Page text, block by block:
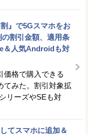
』で5Gスマホをお
の割引金額、適用条
＆人気Androidも対
価格で購入できる
てみた。割引対象拡
リーズやSEも対
てスマホに追加＆